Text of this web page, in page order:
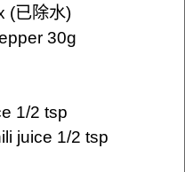
(已除水)
30g
1/2 tsp
juice 1/2 tsp